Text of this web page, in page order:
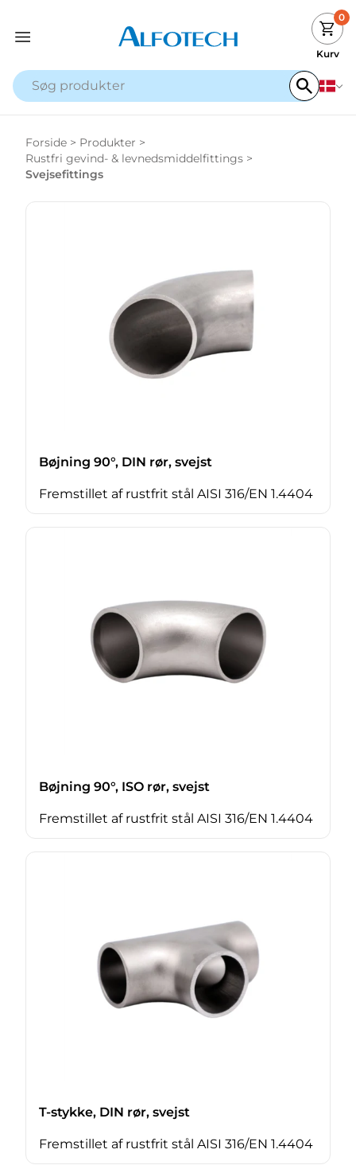
0
Kurv
Forside > Produkter >
Rustfri gevind- & levnedsmiddelfittings >
Svejsefittings
Bøjning 90°, DIN rør, svejst
Fremstillet af rustfrit stål AISI 316/EN 1.4404
Bøjning 90°, ISO rør, svejst
Fremstillet af rustfrit stål AISI 316/EN 1.4404
T-stykke, DIN rør, svejst
Fremstillet af rustfrit stål AISI 316/EN 1.4404